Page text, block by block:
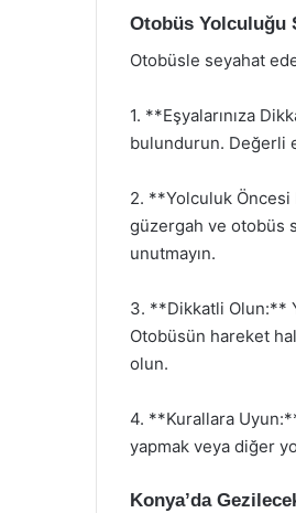
Otobüs Yolculuğu
Otobüsle seyahat
1. **Eşyalarınıza
bulundurun. Değerli
2. **Yolculuk Öncesi
güzergah ve otobüs
unutmayın.
3. **Dikkatli Olun:**
Otobüsün hareket
olun.
4. **Kurallara
yapmak veya diğer
Konya’da